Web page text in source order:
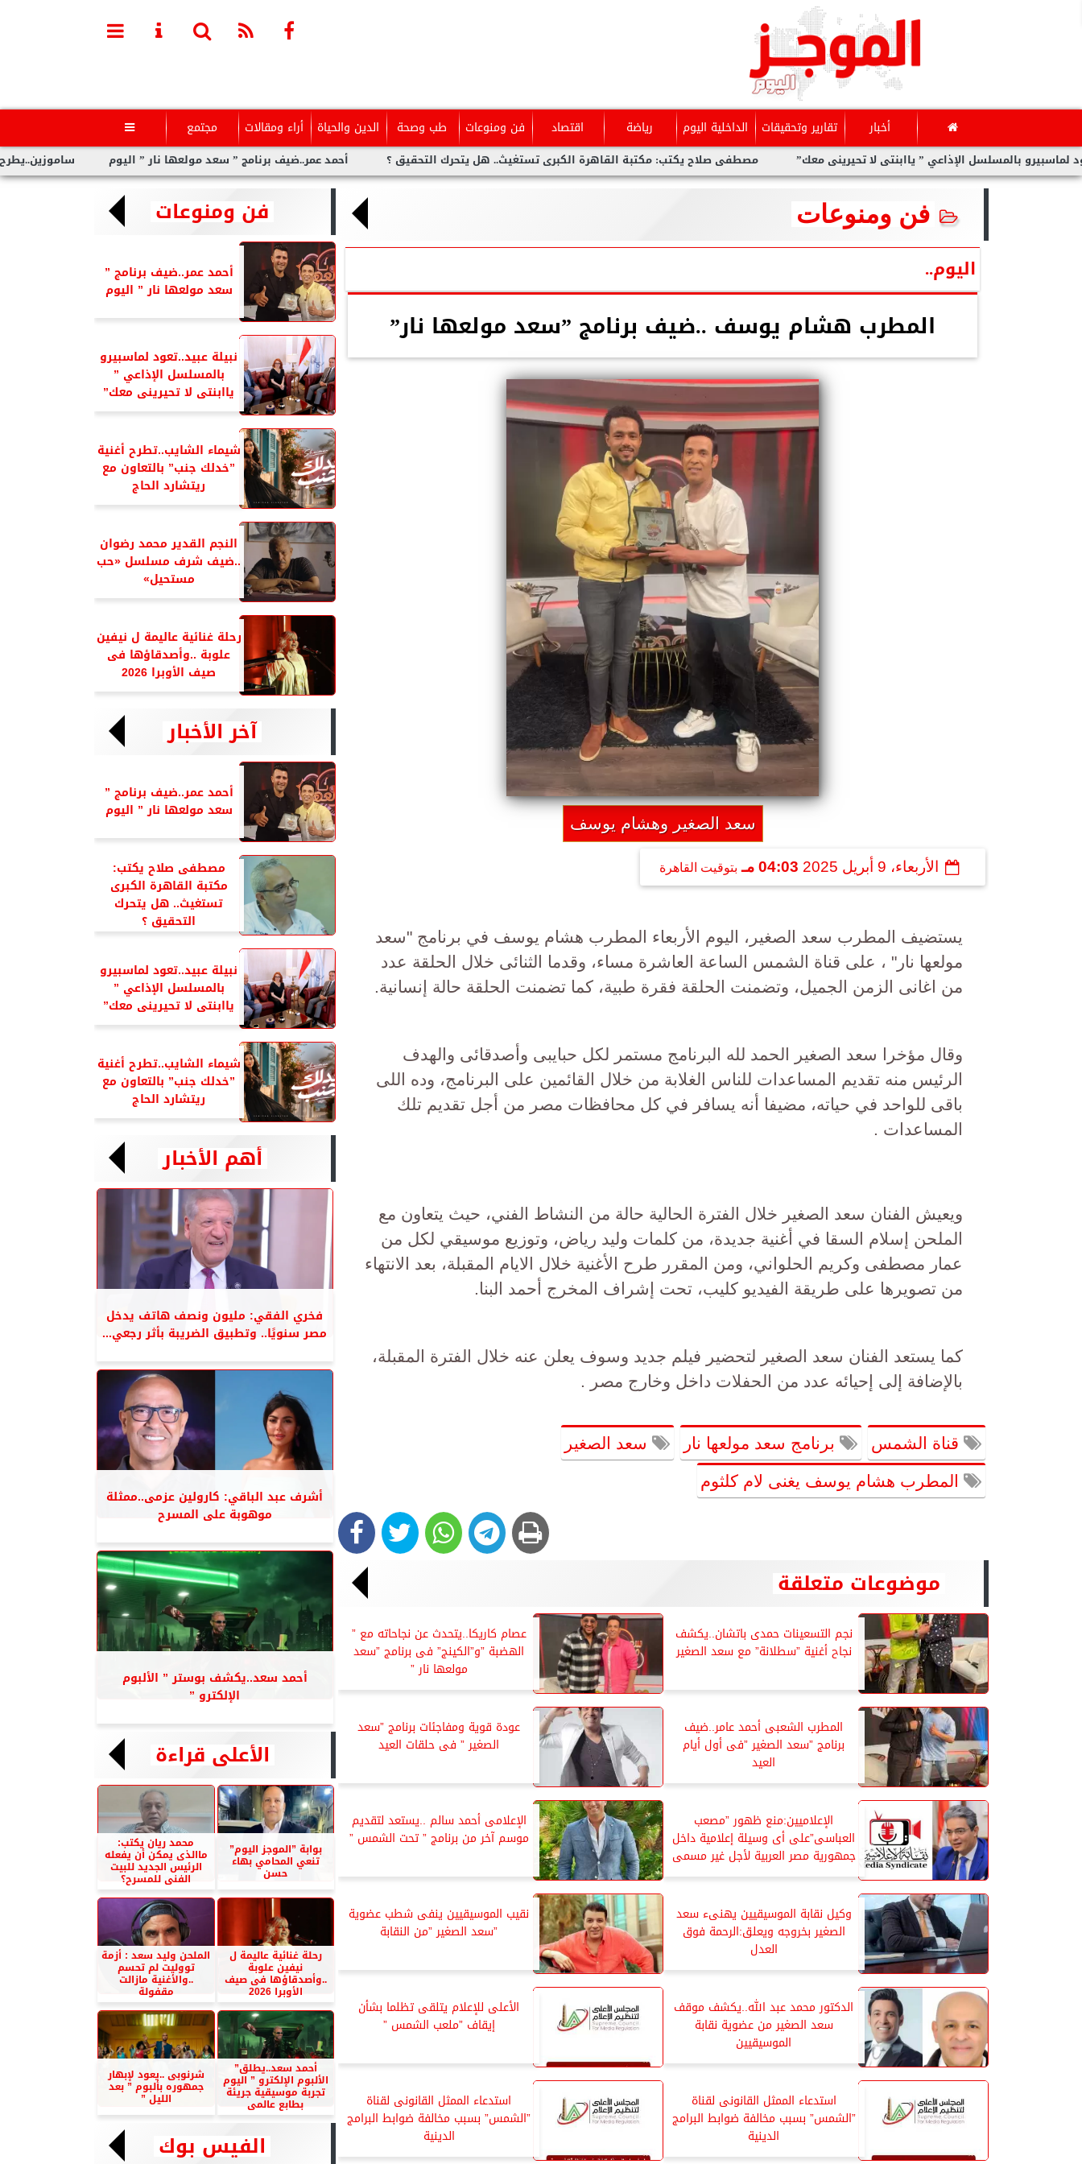
أخبار تقارير وتحقيقات الداخلية اليوم رياضة اقتصاد فن ومنوعات طب وصحة الدين والحياة أراء ومقالات مجتمع 
ساموزين..يطرح ” أحمد عمر..ضيف برنامج ” سعد مولعها نار ” اليوم مصطفى صلاح يكتب: مكتبة القاهرة الكبرى تستغيث.. هل يتحرك التحقيق ؟ بالمسلسل الإذاعي ” ياابنتى لا تحيرينى معك”
فن ومنوعات
اليوم..
المطرب هشام يوسف ..ضيف برنامج ”سعد مولعها نار”
سعد الصغير وهشام يوسف
الأربعاء، 9 أبريل 2025 04:03 مـ بتوقيت القاهرة
يستضيف المطرب سعد الصغير، اليوم الأربعاء المطرب هشام يوسف في برنامج "سعد
مولعها نار" ، على قناة الشمس الساعة العاشرة مساء، وقدما الثنائى خلال الحلقة عدد
من اغانى الزمن الجميل، وتضمنت الحلقة فقرة طبية، كما تضمنت الحلقة حالة إنسانية.
وقال مؤخرا سعد الصغير الحمد لله البرنامج مستمر لكل حبايبى وأصدقائى والهدف
الرئيس منه تقديم المساعدات للناس الغلابة من خلال القائمين على البرنامج، وده اللى
باقى للواحد في حياته، مضيفا أنه يسافر في كل محافظات مصر من أجل تقديم تلك
المساعدات .
ويعيش الفنان سعد الصغير خلال الفترة الحالية حالة من النشاط الفني، حيث يتعاون مع
الملحن إسلام السقا في أغنية جديدة، من كلمات وليد رياض، وتوزيع موسيقي لكل من
عمار مصطفى وكريم الحلواني، ومن المقرر طرح الأغنية خلال الايام المقبلة، بعد الانتهاء
من تصويرها على طريقة الفيديو كليب، تحت إشراف المخرج أحمد البنا.
كما يستعد الفنان سعد الصغير لتحضير فيلم جديد وسوف يعلن عنه خلال الفترة المقبلة،
بالإضافة إلى إحيائه عدد من الحفلات داخل وخارج مصر .
قناة الشمس برنامج سعد مولعها نار سعد الصغير
المطرب هشام يوسف يغنى لام كلثوم
موضوعات متعلقة
نجم التسعينات حمدى باتشان..يكشف
نجاح أغنية ”سطلانة” مع سعد الصغير
عصام كاريكا..يتحدث عن نجاحاته مع ”
الهضبة ”و”الكينج” فى برنامج ”سعد
مولعها نار ”
المطرب الشعبى أحمد عامر..ضيف
برنامج ”سعد الصغير ”فى أول أيام
العيد
عودة قوية ومفاجئات برنامج ”سعد
الصغير ” فى حلقات العيد
الإعلاميين:منع ظهور ”مصعب
العباسى”على أى وسيلة إعلامية داخل
جمهورية مصر العربية لأجل غير مسمى
الإعلامى أحمد سالم ..يستعد لتقديم
موسم آخر من برنامج ” تحت الشمس ”
وكيل نقابة الموسيقيين يهنىء سعد
الصغير بخروجه ويعلق:الرحمة فوق
العدل
نقيب الموسيقيين ينفى شطب عضوية
”سعد الصغير ”من النقابة
الدكتور محمد عبد الله..يكشف موقف
سعد الصغير من عضوية نقابة
الموسيقيين
الأعلى للإعلام يتلقى تظلما بشأن
إيقاف ”ملعب الشمس ”
استدعاء الممثل القانونى لقناة
”الشمس” بسبب مخالفة ضوابط البرامج
الدينية
استدعاء الممثل القانونى لقناة
”الشمس” بسبب مخالفة ضوابط البرامج
الدينية
فن ومنوعات
أحمد عمر..ضيف برنامج ”
سعد مولعها نار ” اليوم
نبيلة عبيد..تعود لماسبيرو
بالمسلسل الإذاعي ”
ياابنتى لا تحيرينى معك”
شيماء الشايب..تطرح أغنية
”خدلك جنب” بالتعاون مع
ريتشارد الحاج
النجم القدير محمد رضوان
..ضيف شرف مسلسل «حب
مستحيل»
رحلة غنائية عاليمة ل نيفين
علوبة ..وأصدقاؤها فى
صيف الأوبرا 2026
آخر الأخبار
أحمد عمر..ضيف برنامج ”
سعد مولعها نار ” اليوم
مصطفى صلاح يكتب:
مكتبة القاهرة الكبرى
تستغيث.. هل يتحرك
التحقيق ؟
نبيلة عبيد..تعود لماسبيرو
بالمسلسل الإذاعي ”
ياابنتى لا تحيرينى معك”
شيماء الشايب..تطرح أغنية
”خدلك جنب” بالتعاون مع
ريتشارد الحاج
أهم الأخبار
فخري الفقي: مليون ونصف هاتف يدخل
مصر سنويًا.. وتطبيق الضريبة بأثر رجعي...
أشرف عبد الباقي: كارولين عزمى..ممثلة
موهوبة على المسرح
أحمد سعد..يكشف بوستر ” الألبوم
الإلكترو ”
الأعلى قراءة
بوابة ”الموجز اليوم”
تنعي المحامي بهاء
حسن
محمد ريان يكتب:
ماالذى يمكن أن يفعله
الرئيس الجديد للبيت
الفنى للمسرح؟
رحلة غنائية عاليمة ل
نيفين علوبة
..وأصدقاؤها فى صيف
الأوبرا 2026
الملحن وليد سعد : أزمة
تووليت لم تحسم
..والأغنية مازالت
مقفولة
أحمد سعد..يطلق”
الألبوم الإلكترو ” اليوم
تجربة موسيقية جريئة
بطابع عالمى
شرنوبى ..يعود لإبهار
جمهوره بألبوم ” بعد
الليل ”
الفيس بوك